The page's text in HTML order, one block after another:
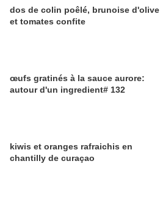
dos de colin poêlé, brunoise d'olive
et tomates confite
œufs gratinés à la sauce aurore:
autour d'un ingredient# 132
kiwis et oranges rafraichis en
chantilly de curaçao